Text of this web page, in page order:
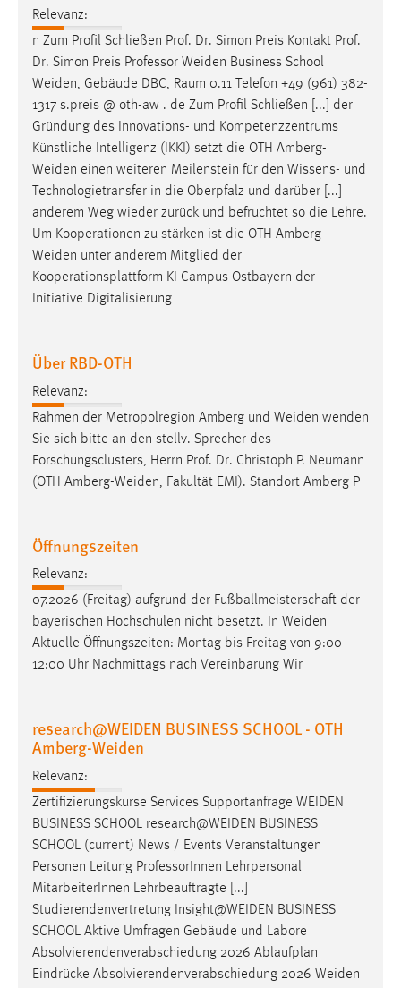
Relevanz:
n Zum Profil Schließen Prof. Dr. Simon Preis Kontakt Prof.
Dr. Simon Preis Professor Weiden Business School
Weiden, Gebäude DBC, Raum 0.11 Telefon +49 (961) 382-
1317 s.preis @ oth-aw . de Zum Profil Schließen [...] der
Gründung des Innovations- und Kompetenzzentrums
Künstliche Intelligenz (IKKI) setzt die OTH Amberg-
Weiden einen weiteren Meilenstein für den Wissens- und
Technologietransfer in die Oberpfalz und darüber [...]
anderem Weg wieder zurück und befruchtet so die Lehre.
Um Kooperationen zu stärken ist die OTH Amberg-
Weiden unter anderem Mitglied der
Kooperationsplattform KI Campus Ostbayern der
Initiative Digitalisierung
Über RBD-OTH
Relevanz:
Rahmen der Metropolregion Amberg und Weiden wenden
Sie sich bitte an den stellv. Sprecher des
Forschungsclusters, Herrn Prof. Dr. Christoph P. Neumann
(OTH Amberg-Weiden, Fakultät EMI). Standort Amberg P
Öffnungszeiten
Relevanz:
07.2026 (Freitag) aufgrund der Fußballmeisterschaft der
bayerischen Hochschulen nicht besetzt. In Weiden
Aktuelle Öffnungszeiten: Montag bis Freitag von 9:00 -
12:00 Uhr Nachmittags nach Vereinbarung Wir
research@WEIDEN BUSINESS SCHOOL - OTH
Amberg-Weiden
Relevanz:
Zertifizierungskurse Services Supportanfrage WEIDEN
BUSINESS SCHOOL research@WEIDEN BUSINESS
SCHOOL (current) News / Events Veranstaltungen
Personen Leitung ProfessorInnen Lehrpersonal
MitarbeiterInnen Lehrbeauftragte [...]
Studierendenvertretung Insight@WEIDEN BUSINESS
SCHOOL Aktive Umfragen Gebäude und Labore
Absolvierendenverabschiedung 2026 Ablaufplan
Eindrücke Absolvierendenverabschiedung 2026 Weiden